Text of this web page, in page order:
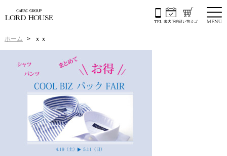
ホーム ｘｘ